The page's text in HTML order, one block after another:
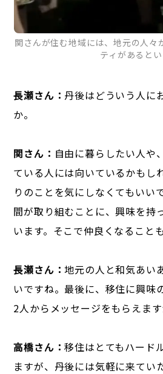
関さんが住む地域には、地元の人々
ティがあるとい
長瀬さん： 丹後はどういう人に
か。
関さん： 自由に暮らしたい人や
ている人には向いているかもし
りのことを気にしなくてもいい
間が取り組むことに、興味を持
います。そこで仲良くなること
長瀬さん：地元の人と和気あい
いですね。最後に、移住に興味
2人からメッセージをもらえます
高橋さん：移住はとてもハード
ますが、丹後には気軽に来てい